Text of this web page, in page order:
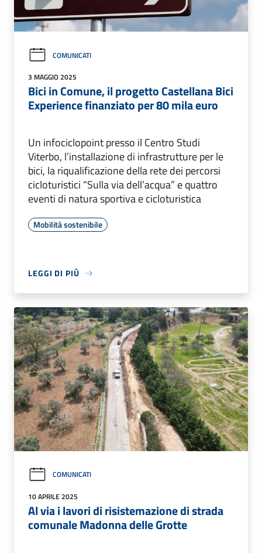
COMUNICATI
3 MAGGIO 2025
Bici in Comune, il progetto Castellana Bici
Experience finanziato per 80 mila euro
Un infociclopoint presso il Centro Studi
Viterbo, l’installazione di infrastrutture per le
bici, la riqualificazione della rete dei percorsi
cicloturistici “Sulla via dell’acqua” e quattro
eventi di natura sportiva e cicloturistica
Mobilità sostenibile
LEGGI DI PIÙ
COMUNICATI
10 APRILE 2025
Al via i lavori di risistemazione di strada
comunale Madonna delle Grotte